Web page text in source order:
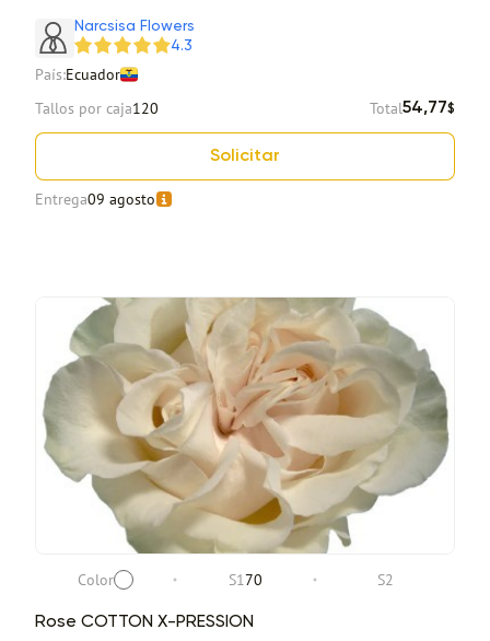
Narcsisa Flowers
4.3
País:Ecuador
Tallos por caja120 Total54,77$
Solicitar
Entrega09 agosto
Color S170 S2
Rose COTTON X-PRESSION